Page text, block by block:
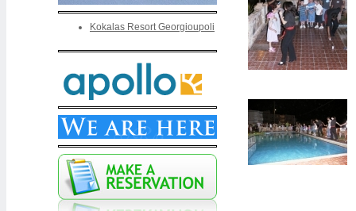
Kokalas Resort Georgioupoli